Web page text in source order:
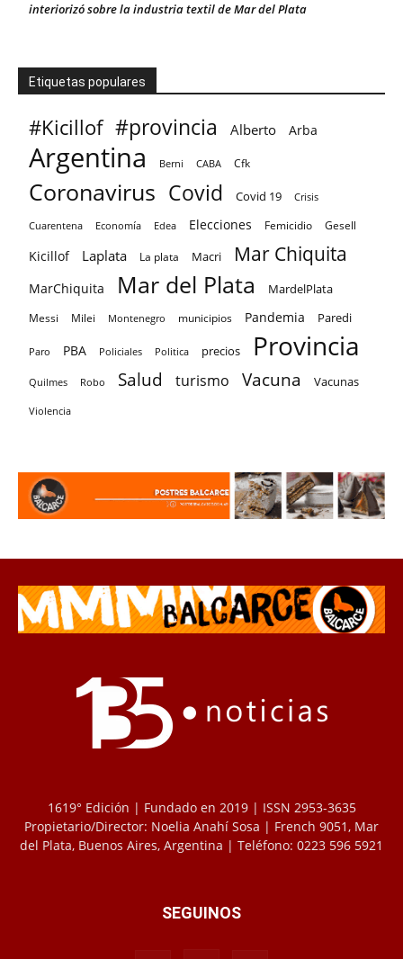
interiorizó sobre la industria textil de Mar del Plata
Etiquetas populares
#Kicillof #provincia Alberto Arba
Argentina Berni CABA Cfk
Coronavirus Covid Covid 19 Crisis
Cuarentena Economía Edea Elecciones Femicidio Gesell
Kicillof Laplata La plata Macri Mar Chiquita
MarChiquita Mar del Plata MardelPlata
Messi Milei Montenegro municipios Pandemia Paredi
Paro PBA Policiales Politica precios Provincia
Quilmes Robo Salud turismo Vacuna Vacunas
Violencia
1619° Edición | Fundado en 2019 | ISSN 2953-3635
Propietario/Director: Noelia Anahí Sosa | French 9051, Mar
del Plata, Buenos Aires, Argentina | Teléfono: 0223 596 5921
SEGUINOS